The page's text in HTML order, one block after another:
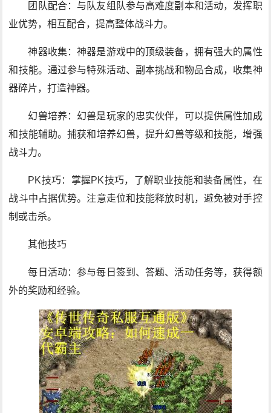
团队配合：与队友组队参与高难度副本和活动，发挥职
业优势，相互配合，提高整体战斗力。
神器收集：神器是游戏中的顶级装备，拥有强大的属性
和技能。通过参与特殊活动、副本挑战和物品合成，收集神
器碎片，打造神器。
幻兽培养：幻兽是玩家的忠实伙伴，可以提供属性加成
和技能辅助。捕获和培养幻兽，提升幻兽等级和技能，增强
战斗力。
PK技巧：掌握PK技巧，了解职业技能和装备属性，在
战斗中占据优势。注意走位和技能释放时机，避免被对手控
制或击杀。
其他技巧
每日活动：参与每日签到、答题、活动任务等，获得额
外的奖励和经验。